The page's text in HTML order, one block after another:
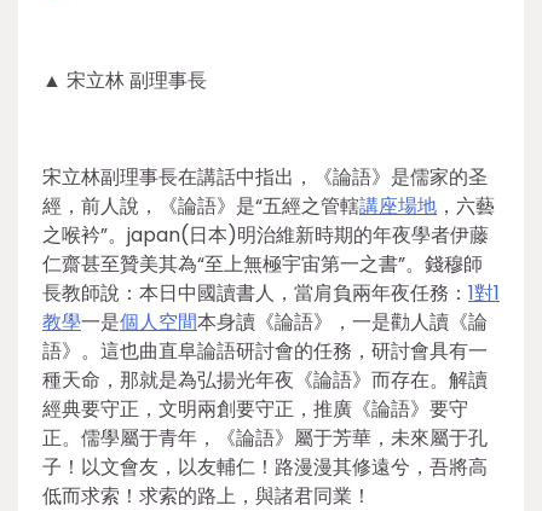
▲ 宋立林 副理事長
宋立林副理事長在講話中指出，《論語》是儒家的圣
經，前人說，《論語》是“五經之管轄講座場地 ，六藝
之喉衿”。japan(日本)明治維新時期的年夜學者伊藤
仁齋甚至贊美其為“至上無極宇宙第一之書”。錢穆師
長教師說：本日中國讀書人，當肩負兩年夜任務： 1對1
教學一是個人空間本身讀《論語》，一是勸人讀《論
語》。這也曲直阜論語研討會的任務，研討會具有一
種天命，那就是為弘揚光年夜《論語》而存在。解讀
經典要守正，文明兩創要守正，推廣《論語》要守
正。儒學屬于青年，《論語》屬于芳華，未來屬于孔
子！以文會友，以友輔仁！路漫漫其修遠兮，吾將高
低而求索！求索的路上，與諸君同業！